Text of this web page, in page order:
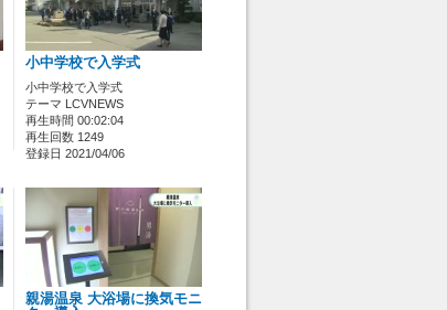
小中学校で入学式
小中学校で入学式
テーマ LCVNEWS
再生時間 00:02:04
再生回数 1249
登録日 2021/04/06
親湯温泉 大浴場に換気モニ